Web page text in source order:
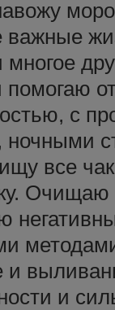
важные
многое
помогаю
с
ночными
все
и
и